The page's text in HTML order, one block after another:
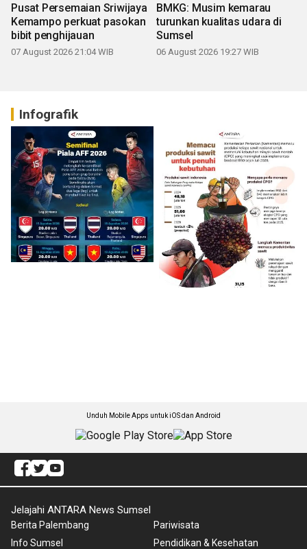
Pusat Persemaian Sriwijaya
Kemampo perkuat pasokan
bibit penghijauan
07 August 2026 21:04 WIB
BMKG: Musim kemarau
turunkan kualitas udara di
Sumsel
06 August 2026 19:27 WIB
Infografik
Unduh Mobile Apps untuk iOS dan Android
Jelajahi ANTARA News Sumsel
Berita Palembang
Info Sumsel
Pariwisata
Pendidikan & Kesehatan